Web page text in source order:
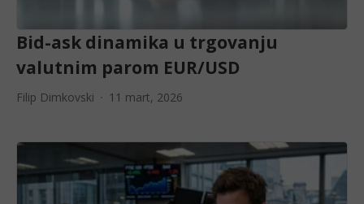
Bid-ask dinamika u trgovanju
valutnim parom EUR/USD
Filip Dimkovski 11 mart, 2026